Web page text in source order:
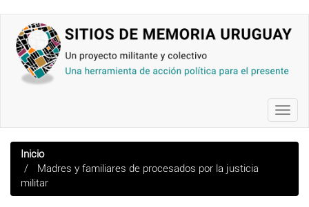
contenido
principal
Inicio
Madres y familiares de procesados por la justicia
militar